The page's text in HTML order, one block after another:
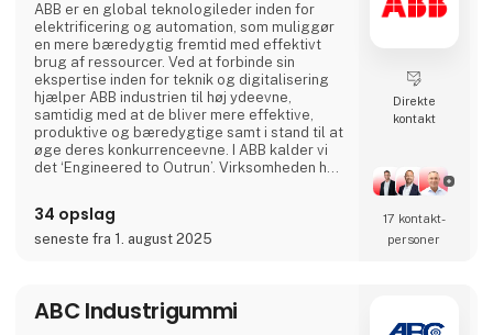
ABB er en global teknologileder inden for
elektrificering og automation, som muliggør
en mere bæredygtig fremtid med effektivt
brug af ressourcer. Ved at forbinde sin
ekspertise inden for teknik og digitalisering
hjælper ABB industrien til høj ydeevne,
samtidig med at de bliver mere effektive,
produktive og bæredygtige samt i stand til at
øge deres konkurrenceevne. I ABB kalder vi
det ‘Engineered to Outrun’. Virksomheden har
noteret på SIX Swiss Exchange (ABBN) og
Nasdaq Stockholm (ABB). www.abb.com
34 opslag
seneste fra 1. august 2025
Direkte
kontakt
17 kontakt­
personer
ABC Industrigummi